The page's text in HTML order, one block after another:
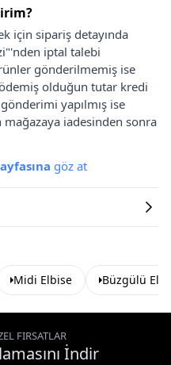
için sipariş detayında
iptal talebi
gönderilmemiş ise
olduğun tutar kredi
yapılmış ise
iadesinden sonra
göz at
Midi Elbise Büzgülü
FIRSATLAR
İndir